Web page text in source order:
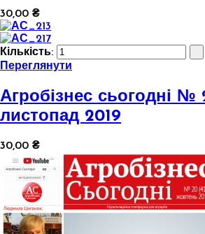
30,00 ₴
Кількість:
Переглянути
Агробізнес сьогодні №
листопад 2019
30,00 ₴